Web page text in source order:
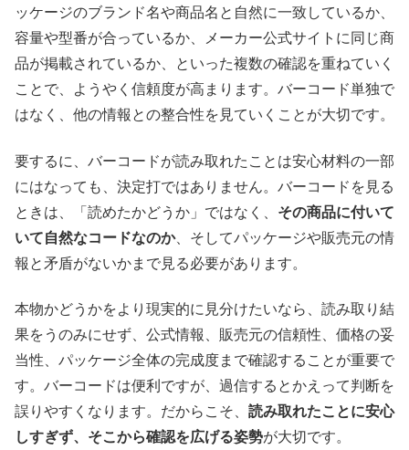
ッケージのブランド名や商品名と自然に一致しているか、
容量や型番が合っているか、メーカー公式サイトに同じ商
品が掲載されているか、といった複数の確認を重ねていく
ことで、ようやく信頼度が高まります。バーコード単独で
はなく、他の情報との整合性を見ていくことが大切です。
要するに、バーコードが読み取れたことは安心材料の一部
にはなっても、決定打ではありません。バーコードを見る
ときは、「読めたかどうか」ではなく、 その商品に付いて
いて自然なコードなのか、そしてパッケージや販売元の情
報と矛盾がないかまで見る必要があります。
本物かどうかをより現実的に見分けたいなら、読み取り結
果をうのみにせず、公式情報、販売元の信頼性、価格の妥
当性、パッケージ全体の完成度まで確認することが重要で
す。バーコードは便利ですが、過信するとかえって判断を
誤りやすくなります。だからこそ、 読み取れたことに安心
しすぎず、そこから確認を広げる姿勢が大切です。